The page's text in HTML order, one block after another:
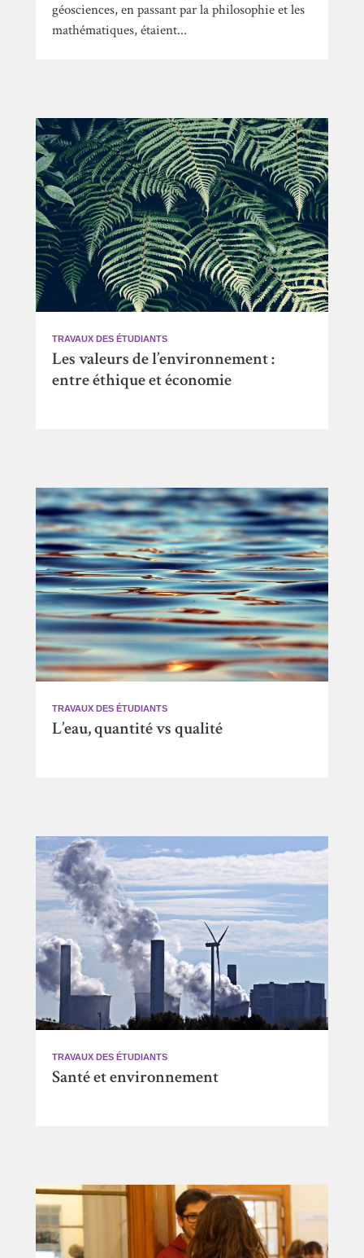
géosciences, en passant par la philosophie et les
mathématiques, étaient...
TRAVAUX DES ÉTUDIANTS
Les valeurs de l’environnement :
entre éthique et économie
TRAVAUX DES ÉTUDIANTS
L’eau, quantité vs qualité
TRAVAUX DES ÉTUDIANTS
Santé et environnement